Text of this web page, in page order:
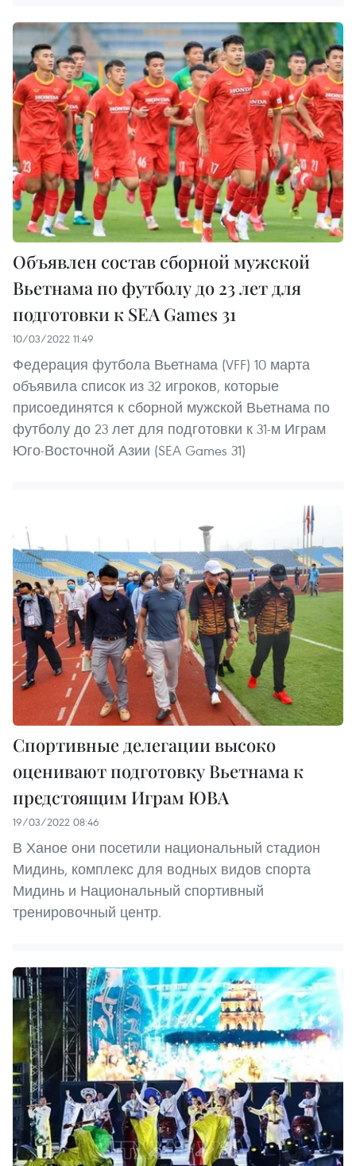
Объявлен состав сборной мужской
Вьетнама по футболу до 23 лет для
подготовки к SEA Games 31
10/03/2022 11:49
Федерация футбола Вьетнама (VFF) 10 марта
объявила список из 32 игроков, которые
присоединятся к сборной мужской Вьетнама по
футболу до 23 лет для подготовки к 31-м Играм
Юго-Восточной Азии (SEA Games 31)
Спортивные делегации высоко
оценивают подготовку Вьетнама к
предстоящим Играм ЮВА
19/03/2022 08:46
В Ханое они посетили национальный стадион
Мидинь, комплекс для водных видов спорта
Мидинь и Национальный спортивный
тренировочный центр.